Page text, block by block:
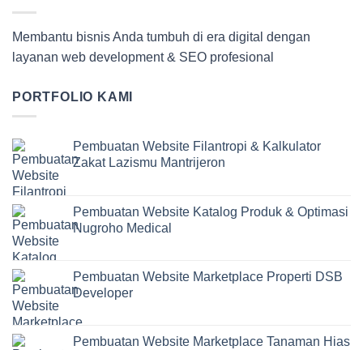
Membantu bisnis Anda tumbuh di era digital dengan
layanan web development & SEO profesional
PORTFOLIO KAMI
Pembuatan Website Filantropi & Kalkulator
Zakat Lazismu Mantrijeron
Pembuatan Website Katalog Produk & Optimasi
Nugroho Medical
Pembuatan Website Marketplace Properti DSB
Developer
Pembuatan Website Marketplace Tanaman Hias